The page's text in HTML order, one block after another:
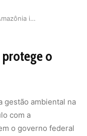
Projeto Floresta+ Amazônia impulsiona gestão am…
o
gestão ambiental na
com a
o governo federal